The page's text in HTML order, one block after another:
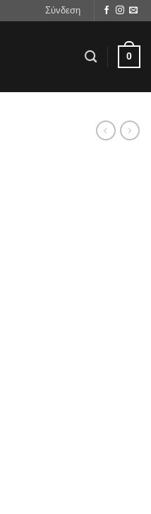
Σύνδεση
0